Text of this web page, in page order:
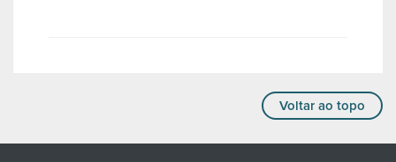
Voltar ao topo